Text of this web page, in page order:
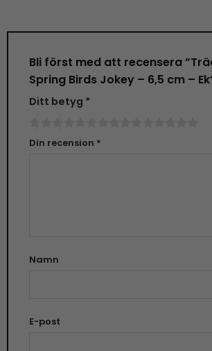
Bli först med att recensera
Spring Birds Jokey – 6,5 cm –
Ditt betyg *
Din recension *
Namn
E-post